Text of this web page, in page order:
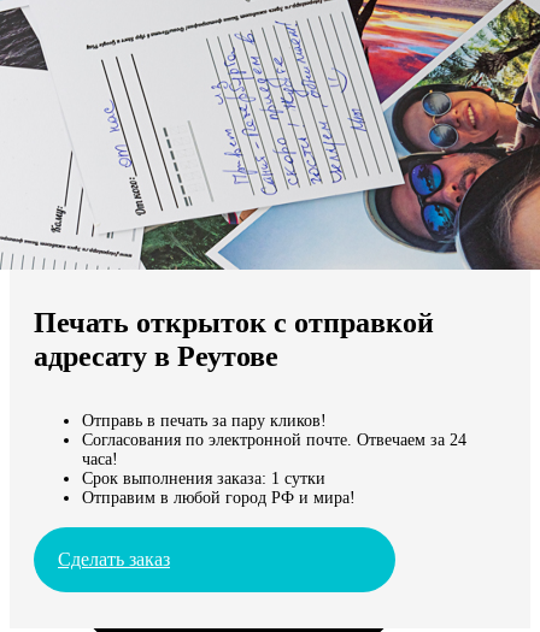
Мы доставляем по всему миру
Продолжить без города
Печать открыток с отправкой
адресату в Реутове
Отправь в печать за пару кликов!
Согласования по электронной почте. Отвечаем за 24
часа!
Срок выполнения заказа: 1 сутки
Отправим в любой город РФ и мира!
Сделать заказ